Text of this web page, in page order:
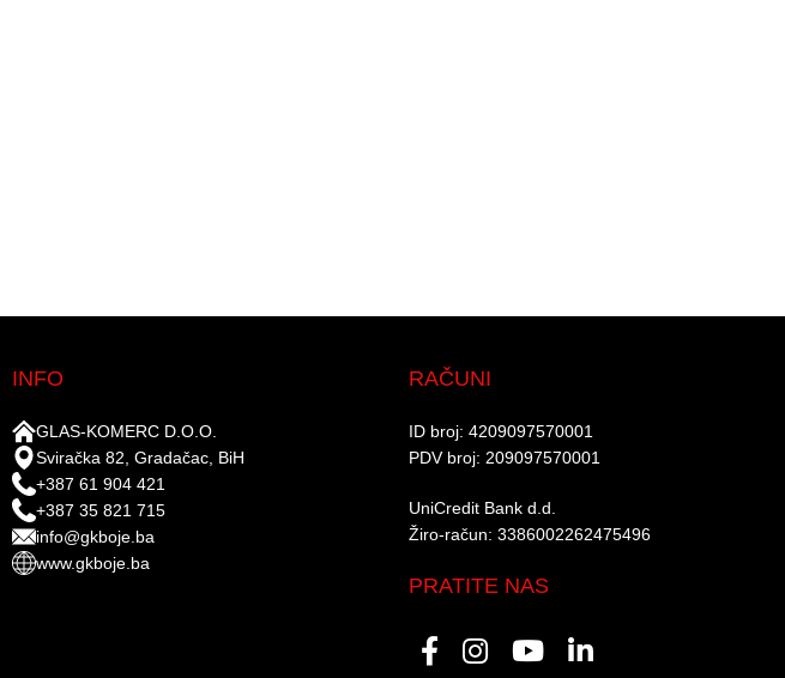
INFO
GLAS-KOMERC D.O.O.
Sviračka 82, Gradačac, BiH
+387 61 904 421
+387 35 821 715
info@gkboje.ba
www.gkboje.ba
RAČUNI
ID broj: 4209097570001​
PDV broj: 209097570001 ​
UniCredit Bank d.d.​
Žiro-račun: 3386002262475496​​
PRATITE NAS